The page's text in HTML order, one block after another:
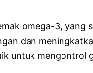
omega-3,
dan
untuk mengontrol